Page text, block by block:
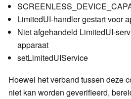
LimitedUI-handler gestart voor
Niet afgehandeld LimitedUI-
apparaat
setLimitedUIService
Hoewel het verband tussen deze
niet kan worden geverifieerd,